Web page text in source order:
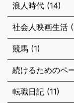
浪人時代 (14)
社会人映画生活
競馬 (1)
続けるためのペ
転職日記 (11)